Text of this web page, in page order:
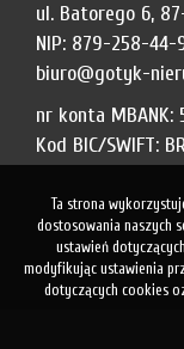
ul. Batorego 6,
NIP: 879-258-44-
biuro@gotyk-
nr konta
Kod BIC/SWIFT:
Ta strona
dostosowania naszych
ustawień
modyfikując ustawienia
dotyczących cookies